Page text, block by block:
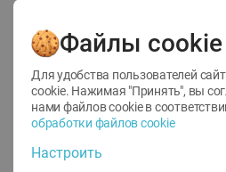
12
1.05 руб./
Файлы cookie
Для удобства пользователей
cookie. Нажимая "Принять", вы
нами файлов cookie в
обработки файлов cookie
Настроить